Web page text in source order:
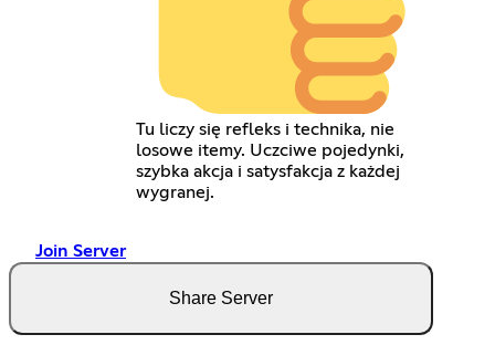
Tu liczy się refleks i technika, nie
losowe itemy. Uczciwe pojedynki,
szybka akcja i satysfakcja z każdej
wygranej.
Join Server
Share Server